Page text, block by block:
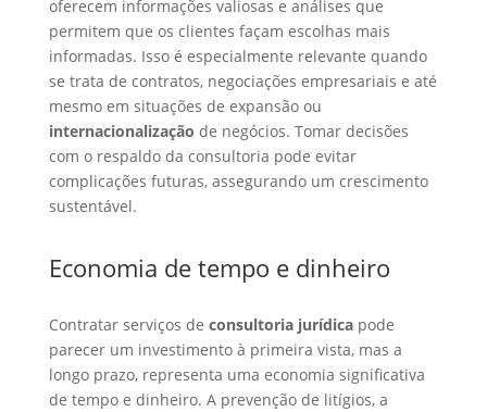
oferecem informações valiosas e análises que
permitem que os clientes façam escolhas mais
informadas. Isso é especialmente relevante quando
se trata de contratos, negociações empresariais e até
mesmo em situações de expansão ou
internacionalização de negócios. Tomar decisões
com o respaldo da consultoria pode evitar
complicações futuras, assegurando um crescimento
sustentável.
Economia de tempo e dinheiro
Contratar serviços de consultoria jurídicapode
parecer um investimento à primeira vista, mas a
longo prazo, representa uma economia significativa
de tempo e dinheiro. A prevenção de litígios, a